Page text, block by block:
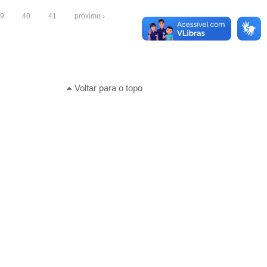
40 41 próximo ›
Voltar para o topo